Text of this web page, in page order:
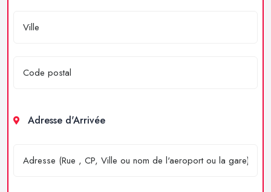
Adresse d'Arrivée